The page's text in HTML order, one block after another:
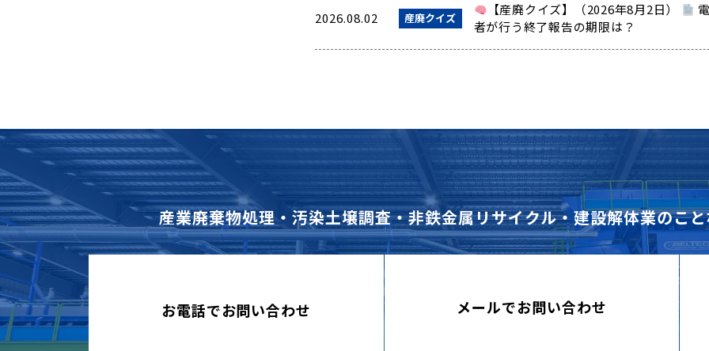
2026.08.02 産廃クイズ 【産廃クイズ】（2026年8月2日）
者が行う終了報告の期限は？
産業廃棄物処理・汚染土壌調査・非鉄金属リサイクル・建設解体業のこ
お電話でお問い合わせ メールでお問い合わせ